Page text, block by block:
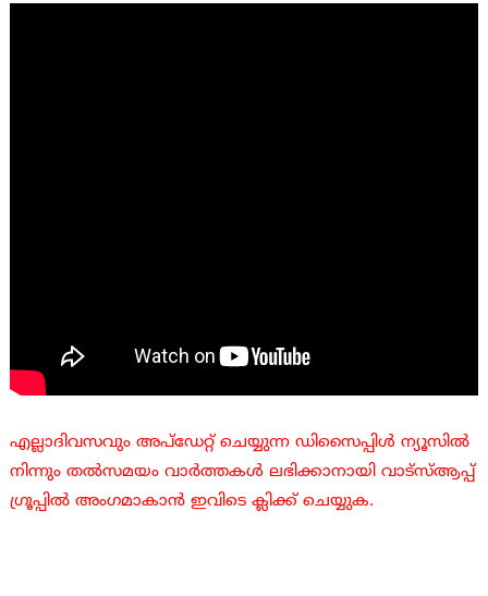
എല്ലാദിവസവും അപ്ഡേറ്റ് ചെയ്യുന്ന ഡിസൈപ്പിൾ ന്യൂസിൽ
നിന്നും തൽസമയം വാർത്തകൾ ലഭിക്കാനായി വാട്സ്ആപ്പ്
ഗ്രൂപ്പിൽ അംഗമാകാൻ ഇവിടെ ക്ലിക്ക് ചെയ്യുക.